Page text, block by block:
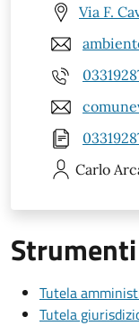
Via F.
Carlo
Tutela
Tutela